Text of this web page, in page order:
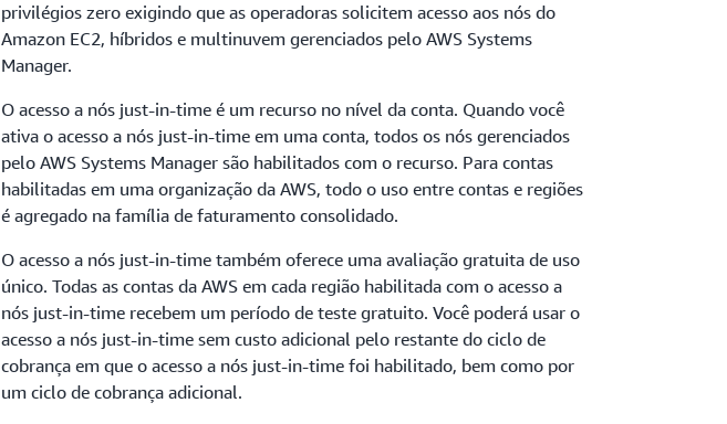
privilégios zero exigindo que as operadoras solicitem acesso aos nós do
Amazon EC2, híbridos e multinuvem gerenciados pelo AWS Systems
Manager.
O acesso a nós just-in-time é um recurso no nível da conta. Quando você
ativa o acesso a nós just-in-time em uma conta, todos os nós gerenciados
pelo AWS Systems Manager são habilitados com o recurso. Para contas
habilitadas em uma organização da AWS, todo o uso entre contas e regiões
é agregado na família de faturamento consolidado.
O acesso a nós just-in-time também oferece uma avaliação gratuita de uso
único. Todas as contas da AWS em cada região habilitada com o acesso a
nós just-in-time recebem um período de teste gratuito. Você poderá usar o
acesso a nós just-in-time sem custo adicional pelo restante do ciclo de
cobrança em que o acesso a nós just-in-time foi habilitado, bem como por
um ciclo de cobrança adicional.